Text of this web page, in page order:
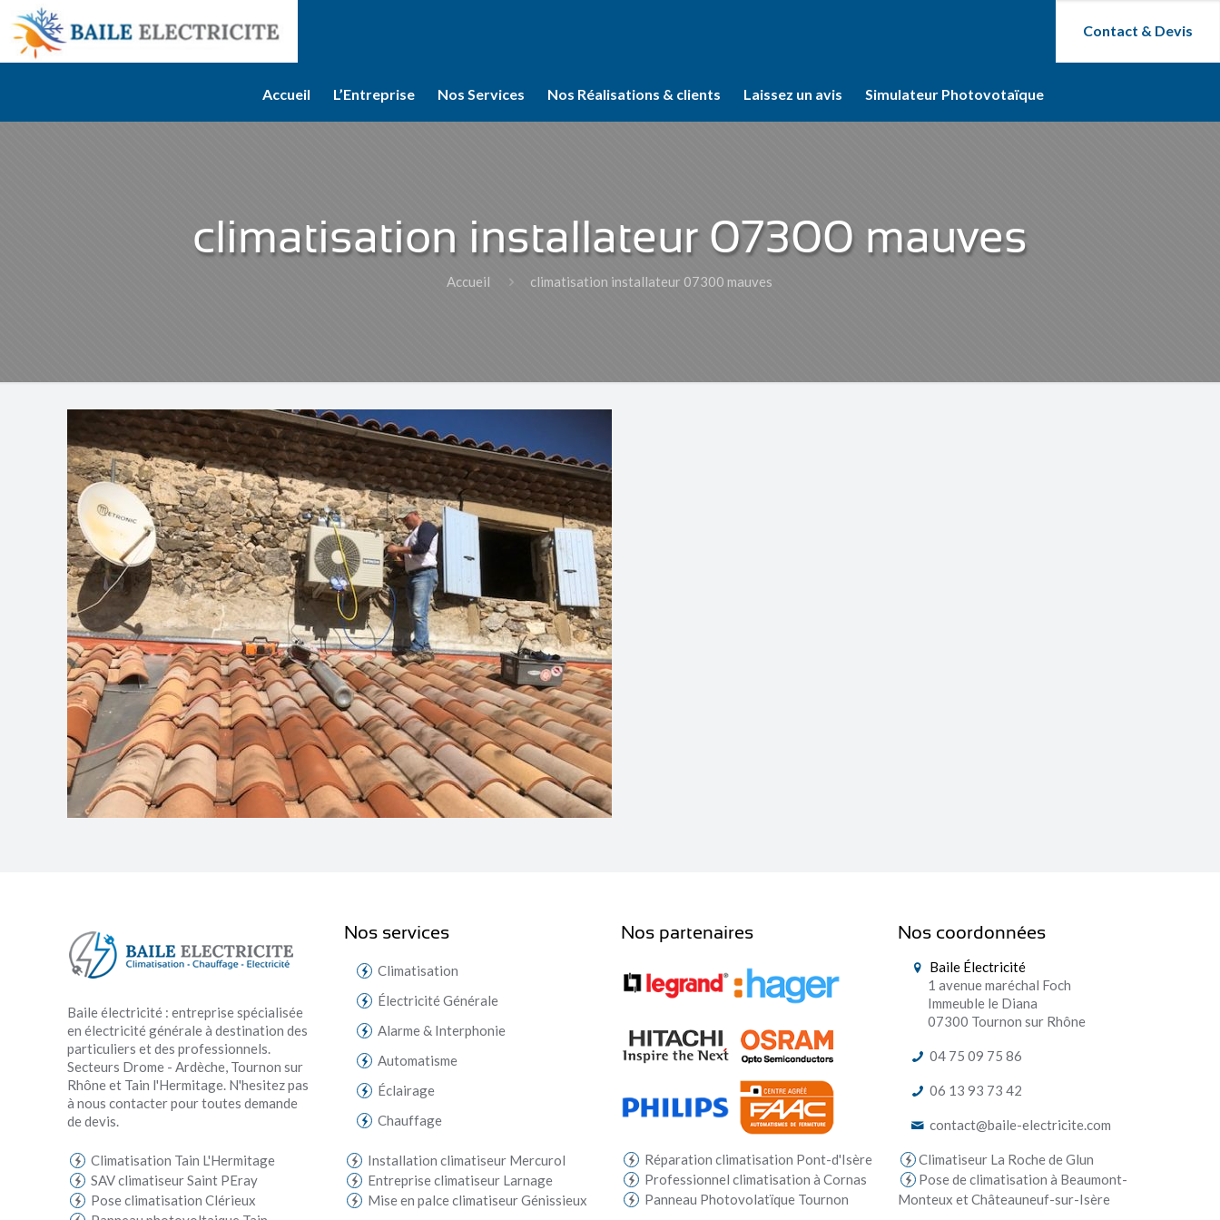
Accueil L’Entreprise Nos Services Nos Réalisations & clients Laissez un avis Simulateur Photovotaïque
Contact & Devis
climatisation installateur 07300 mauves
Accueil climatisation installateur 07300 mauves
Baile électricité : entreprise spécialisée
en électricité générale à destination des
particuliers et des professionnels.
Secteurs Drome - Ardèche, Tournon sur
Rhône et Tain l'Hermitage. N'hesitez pas
à nous contacter pour toutes demande
de devis.
Climatisation Tain L'Hermitage
SAV climatiseur Saint PEray
Pose climatisation Clérieux
Nos services
Climatisation
Électricité Générale
Alarme & Interphonie
Automatisme
Éclairage
Chauffage
Installation climatiseur Mercurol
Entreprise climatiseur Larnage
Mise en palce climatiseur Génissieux
Nos partenaires
Réparation climatisation Pont-d'Isère
Professionnel climatisation à Cornas
Panneau Photovolatïque Tournon
Nos coordonnées
Baile Électricité
1 avenue maréchal Foch
Immeuble le Diana
07300 Tournon sur Rhône
04 75 09 75 86
06 13 93 73 42
contact@baile-electricite.com
Climatiseur La Roche de Glun
Pose de climatisation à Beaumont-
Monteux et Châteauneuf-sur-Isère